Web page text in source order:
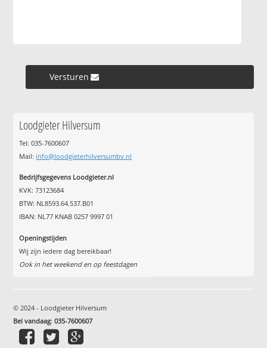
Versturen »
Loodgieter Hilversum
Tel: 035-7600607
Mail: info@loodgieterhilversumbv.nl
Bedrijfsgegevens Loodgieter.nl
KVK: 73123684
BTW: NL8593.64.537.B01
IBAN: NL77 KNAB 0257 9997 01
Openingstijden
Wij zijn iedere dag bereikbaar!
Ook in het weekend en op feestdagen
© 2024 - Loodgieter Hilversum
Bel vandaag:035-7600607